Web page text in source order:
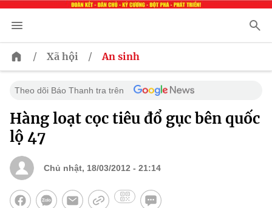
/ Xã hội / An sinh
Theo dõi Báo Thanh tra trên
Hàng loạt cọc tiêu đổ gục bên quốc
lộ 47
Chủ nhật, 18/03/2012 - 21:14